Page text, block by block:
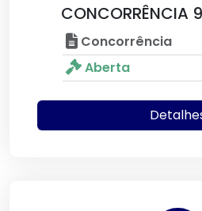
Concorrência
Aberta